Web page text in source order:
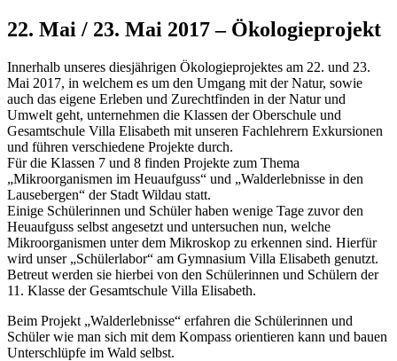
22. Mai / 23. Mai 2017 – Ökologieprojekt
Innerhalb unseres diesjährigen Ökologieprojektes am 22. und 23.
Mai 2017, in welchem es um den Umgang mit der Natur, sowie
auch das eigene Erleben und Zurechtfinden in der Natur und
Umwelt geht, unternehmen die Klassen der Oberschule und
Gesamtschule Villa Elisabeth mit unseren Fachlehrern Exkursionen
und führen verschiedene Projekte durch.
Für die Klassen 7 und 8 finden Projekte zum Thema
„Mikroorganismen im Heuaufguss“ und „Walderlebnisse in den
Lausebergen“ der Stadt Wildau statt.
Einige Schülerinnen und Schüler haben wenige Tage zuvor den
Heuaufguss selbst angesetzt und untersuchen nun, welche
Mikroorganismen unter dem Mikroskop zu erkennen sind. Hierfür
wird unser „Schülerlabor“ am Gymnasium Villa Elisabeth genutzt.
Betreut werden sie hierbei von den Schülerinnen und Schülern der
11. Klasse der Gesamtschule Villa Elisabeth.
Beim Projekt „Walderlebnisse“ erfahren die Schülerinnen und
Schüler wie man sich mit dem Kompass orientieren kann und bauen
Unterschlüpfe im Wald selbst.